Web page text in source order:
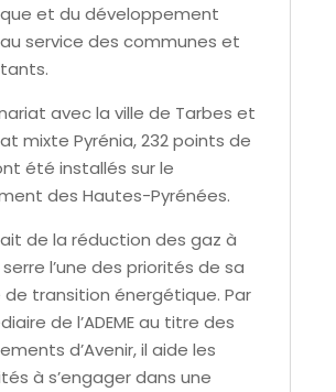
et du développement
service des communes et
avec la ville de Tarbes et
mixte Pyrénia, 232 points de
été installés sur le
des Hautes-Pyrénées.
de la réduction des gaz à
l’une des priorités de sa
transition énergétique. Par
de l’ADEME au titre des
d’Avenir, il aide les
à s’engager dans une